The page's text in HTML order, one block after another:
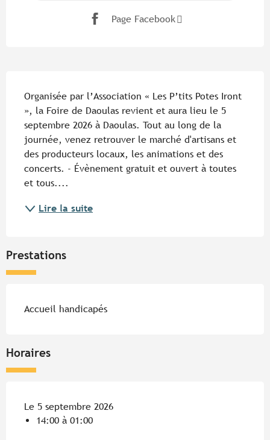
Page Facebook
Organisée par l’Association « Les P’tits Potes Iront
», la Foire de Daoulas revient et aura lieu le 5
septembre 2026 à Daoulas. Tout au long de la
journée, venez retrouver le marché d'artisans et
des producteurs locaux, les animations et des
concerts. - Évènement gratuit et ouvert à toutes
et tous....
Lire la suite
Prestations
Accueil handicapés
Horaires
Le 5 septembre 2026
14:00 à 01:00